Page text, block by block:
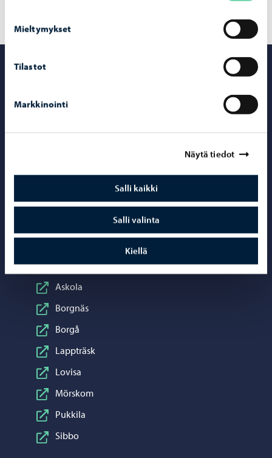
Mieltymykset
Tilastot
Markkinointi
Näytä tiedot
Salli kaikki
Salli valinta
Kiellä
Kontaktuppgifter
Se även webbplatserna
Askola
Borgnäs
Borgå
Lappträsk
Lovisa
Mörskom
Pukkila
Sibbo